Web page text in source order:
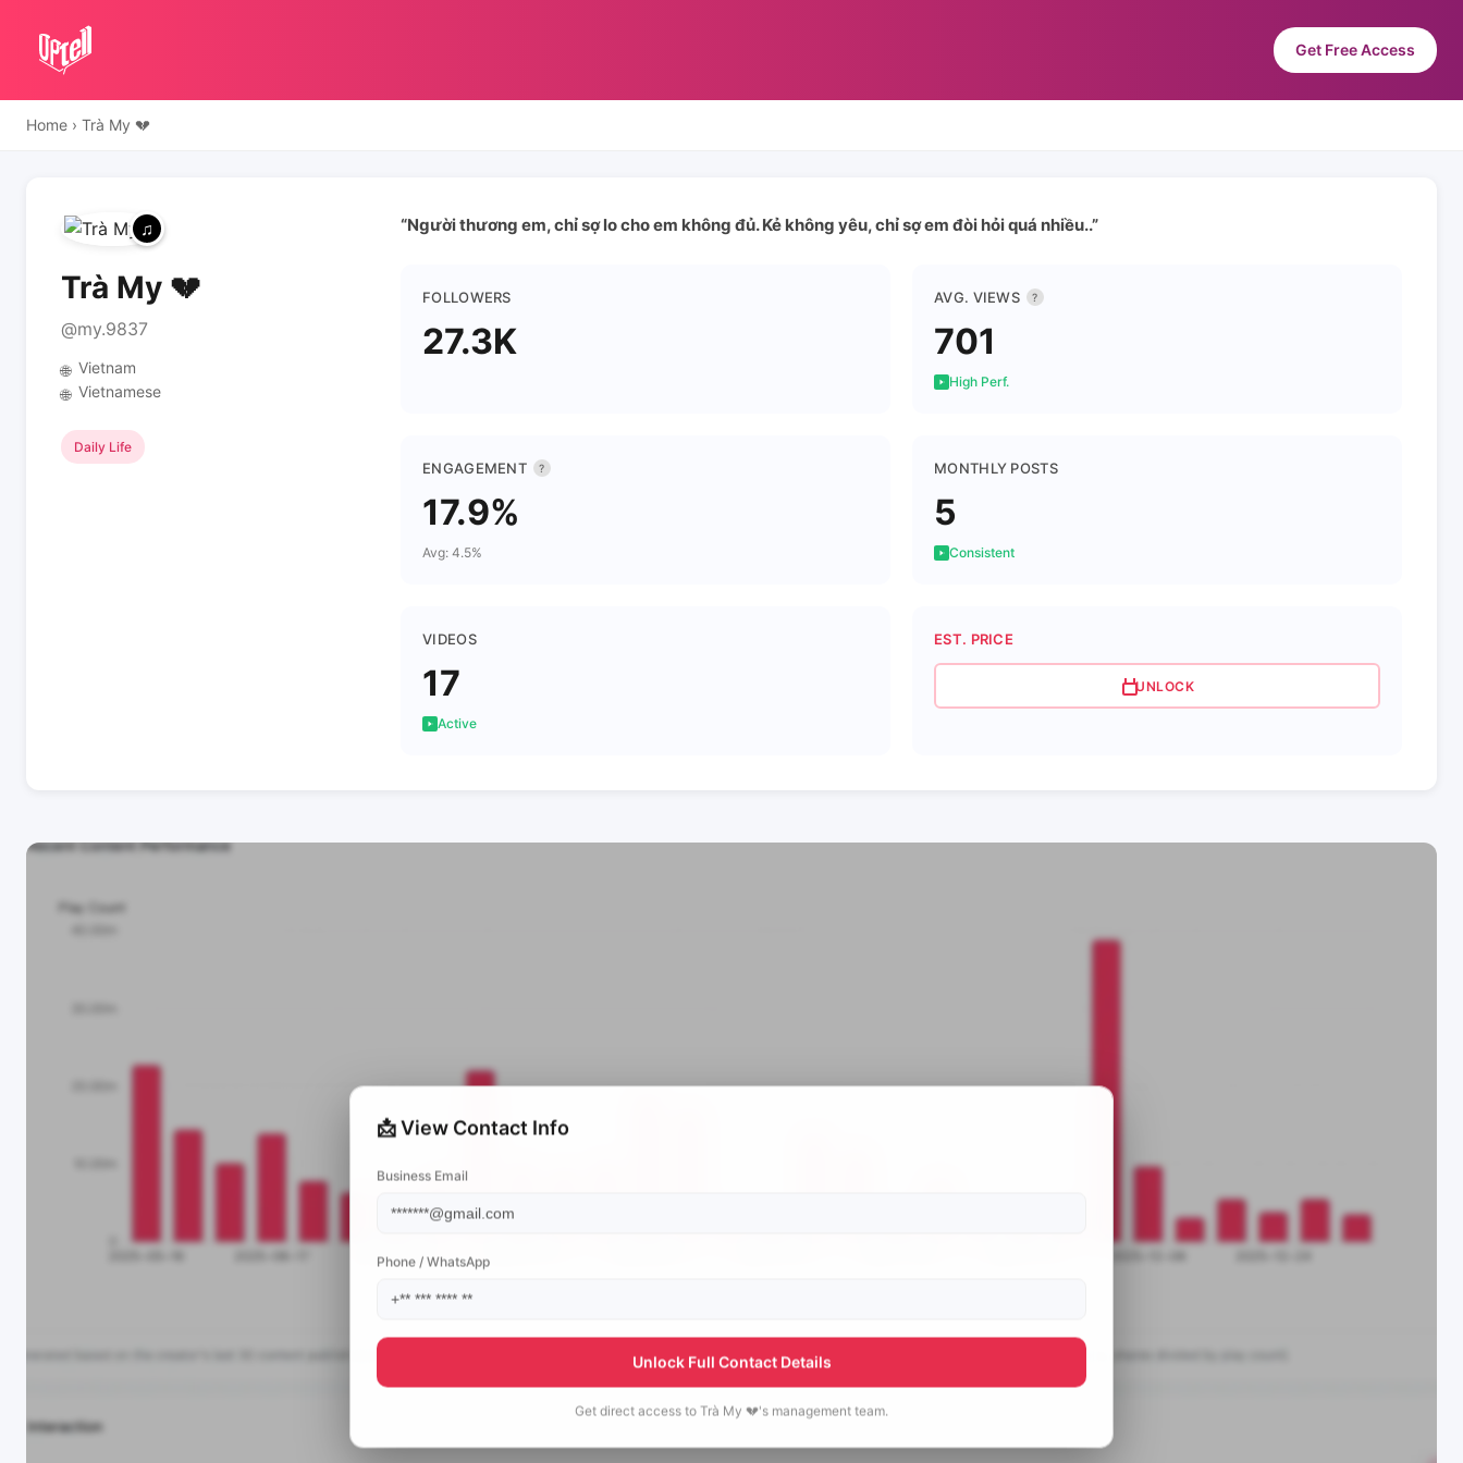
Get Free Access
Home › Trà My 💔
Trà My 💔
@my.9837
🌐 Vietnam
🌐 Vietnamese
Daily Life
“Người thương em, chỉ sợ lo cho em không đủ. Kẻ không yêu, chỉ sợ em đòi hỏi quá nhiều..”
FOLLOWERS
27.3K
AVG. VIEWS ?
701
High Perf.
ENGAGEMENT ?
17.9%
Avg: 4.5%
MONTHLY POSTS
5
Consistent
VIDEOS
17
Active
EST. PRICE
UNLOCK
📩 View Contact Info
Business Email
Phone / WhatsApp
Unlock Full Contact Details
Get direct access to Trà My 💔's management team.